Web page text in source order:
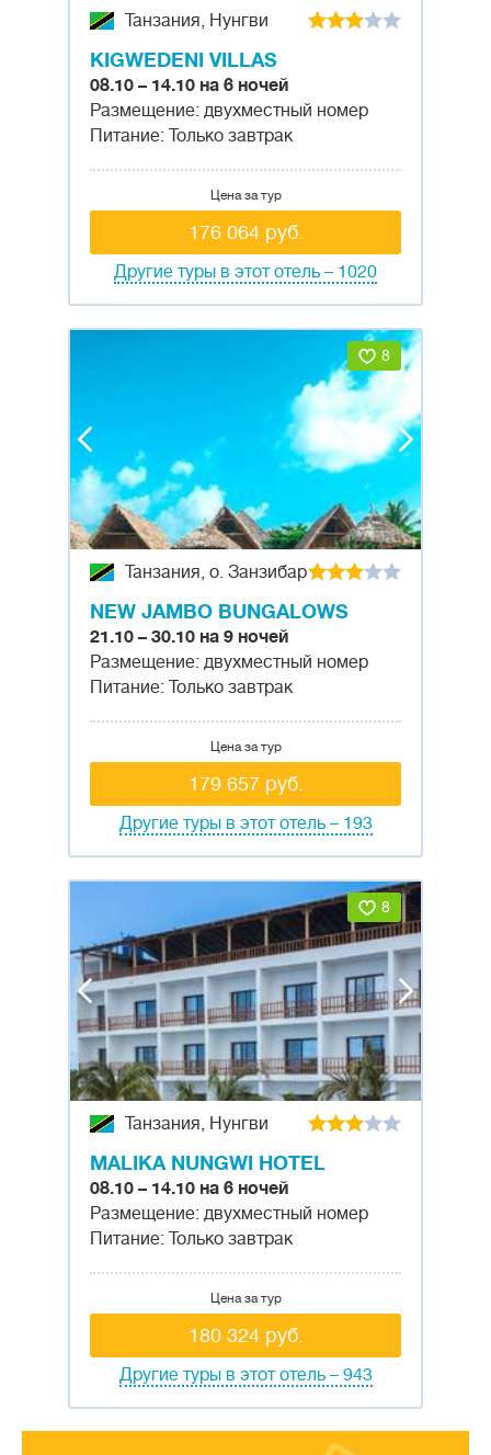
Танзания, Нунгви
KIGWEDENI VILLAS
08.10 – 14.10 на 6 ночей
Размещение: двухместный номер
Питание: Только завтрак
Другие туры в этот отель – 1020
Цена за тур
176 064 руб.
8
Танзания, о. Занзибар
NEW JAMBO BUNGALOWS
21.10 – 30.10 на 9 ночей
Размещение: двухместный номер
Питание: Только завтрак
Другие туры в этот отель – 193
Цена за тур
179 657 руб.
8
Танзания, Нунгви
MALIKA NUNGWI HOTEL
08.10 – 14.10 на 6 ночей
Размещение: двухместный номер
Питание: Только завтрак
Другие туры в этот отель – 943
Цена за тур
180 324 руб.